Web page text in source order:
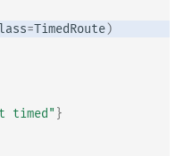
=TimedRoute)
timed" }